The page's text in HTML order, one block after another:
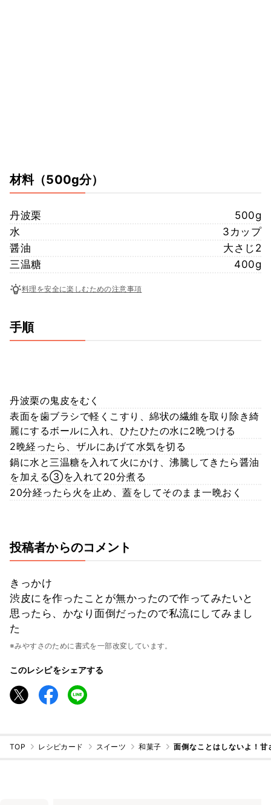
材料（500g分）
丹波栗
500g
水
3カップ
醤油
大さじ2
三温糖
400g
料理を安全に楽しむための注意事項
手順
丹波栗の鬼皮をむく
表面を歯ブラシで軽くこすり、綿状の繊維を取り除き綺
麗にするボールに入れ、ひたひたの水に2晩つける
2晩経ったら、ザルにあげて水気を切る
鍋に水と三温糖を入れて火にかけ、沸騰してきたら醤油
を加える③を入れて20分煮る
20分経ったら火を止め、蓋をしてそのまま一晩おく
投稿者からのコメント
きっかけ
渋皮にを作ったことが無かったので作ってみたいと
思ったら、かなり面倒だったので私流にしてみまし
た
※みやすさのために書式を一部改変しています。
このレシピをシェアする
TOP レシピカード スイーツ 和菓子 面倒なことはしないよ！